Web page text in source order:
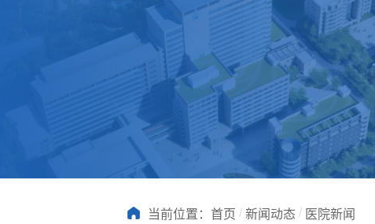
当前位置： 首页 / 新闻动态 / 医院新闻